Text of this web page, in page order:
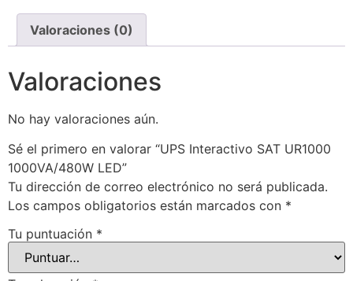
Valoraciones (0)
Valoraciones
No hay valoraciones aún.
Sé el primero en valorar “UPS Interactivo SAT UR1000
1000VA/480W LED”
Tu dirección de correo electrónico no será publicada.
Los campos obligatorios están marcados con *
Tu puntuación *